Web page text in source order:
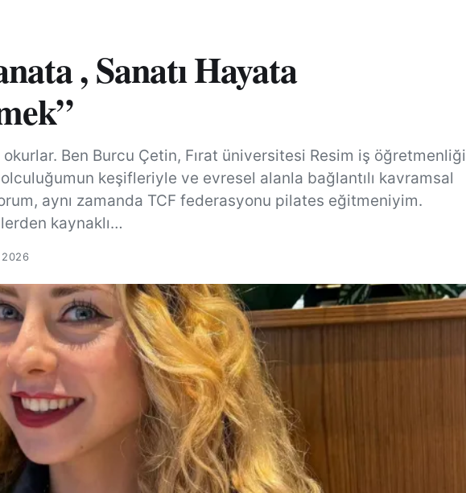
, Sanatı Hayata
Ben Burcu Çetin, Fırat üniversitesi Resim iş öğretmenliği
keşifleriyle ve evresel alanla bağlantılı kavramsal
aynı zamanda TCF federasyonu pilates eğitmeniyim.
kaynaklı…
2026